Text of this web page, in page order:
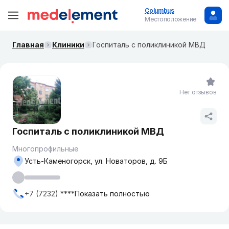
Columbus
Местоположение
Главная Клиники Госпиталь с поликлиникой МВД
Госпиталь с поликлиникой МВД
Многопрофильные
Усть-Каменогорск, ул. Новаторов, д. 9Б
+7 (7232) ****Показать полностью
Нет отзывов